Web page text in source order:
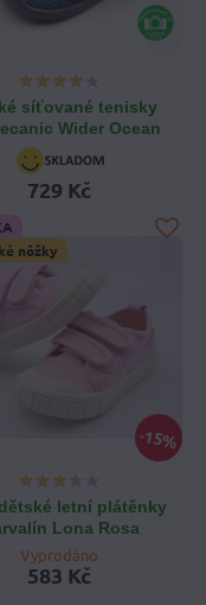
síťované tenisky
Wider Ocean
729 Kč
15%
nôžky
letní plátěnky
Lona Rosa
Vyprodáno
583 Kč